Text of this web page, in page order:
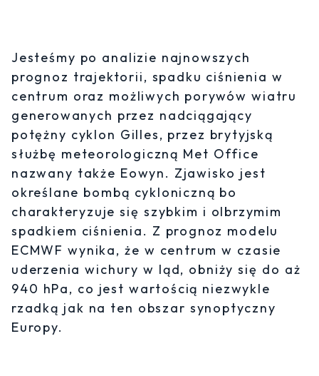
Jesteśmy po analizie najnowszych
prognoz trajektorii, spadku ciśnienia w
centrum oraz możliwych porywów wiatru
generowanych przez nadciągający
potężny cyklon Gilles, przez brytyjską
służbę meteorologiczną Met Office
nazwany także Eowyn. Zjawisko jest
określane bombą cykloniczną bo
charakteryzuje się szybkim i olbrzymim
spadkiem ciśnienia. Z prognoz modelu
ECMWF wynika, że w centrum w czasie
uderzenia wichury w ląd, obniży się do aż
940 hPa, co jest wartością niezwykle
rzadką jak na ten obszar synoptyczny
Europy.